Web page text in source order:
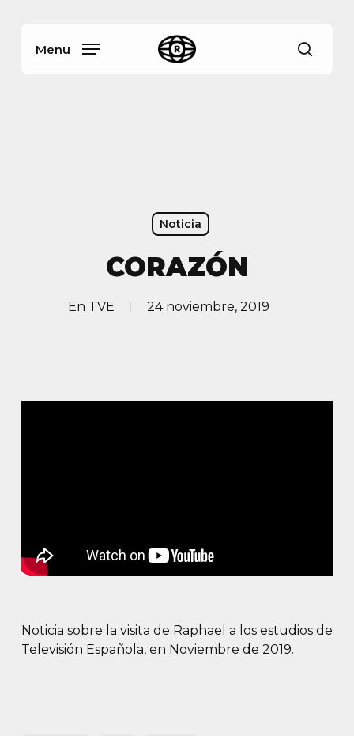
Menu
Noticia
CORAZÓN
En TVE 24 noviembre, 2019
Noticia sobre la visita de Raphael a los estudios de
Televisión Española, en Noviembre de 2019.